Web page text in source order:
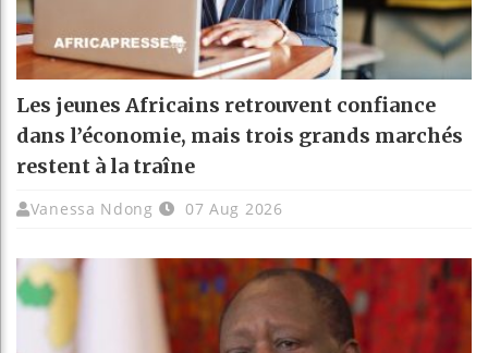
Les jeunes Africains retrouvent confiance
dans l’économie, mais trois grands marchés
restent à la traîne
Vanessa Ndong 07 Aug 2026